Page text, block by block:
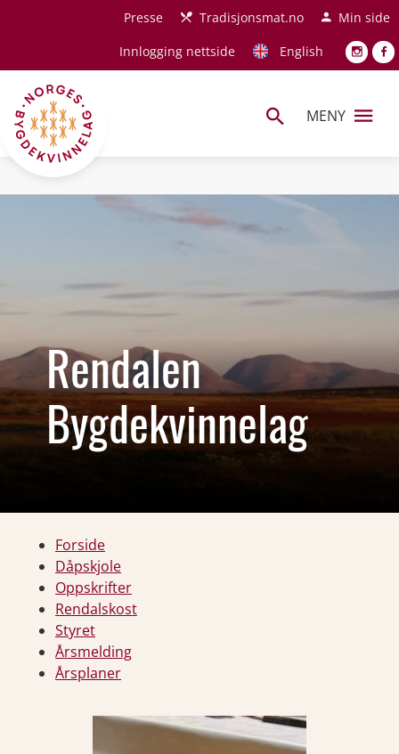
Hopp til hovedinnholdPresse Tradisjonsmat.no
Min side
Innlogging nettside
English
MENY
Rendalen
Bygdekvinnelag
Forside
Dåpskjole
Oppskrifter
Rendalskost
Styret
Årsmelding
Årsplaner